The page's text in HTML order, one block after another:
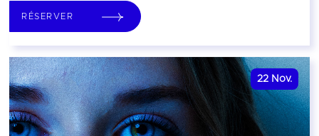
RÉSERVER
22 Nov.